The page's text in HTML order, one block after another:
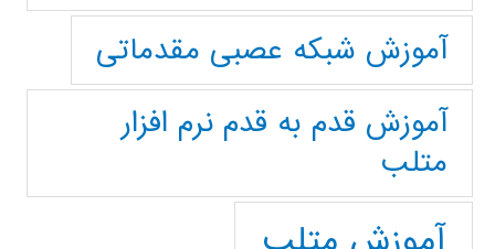
آموزش شبکه عصبی مقدماتی
آموزش قدم به قدم نرم افزار
متلب